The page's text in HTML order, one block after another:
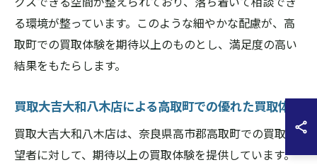
る環境が整っています。このような細やかな配慮が、高
取町での買取体験を期待以上のものとし、満足度の高い
結果をもたらします。
買取大吉大和八木店による高取町での優れた買取体験
買取大吉大和八木店は、奈良県高市郡高取町での買取希
望者に対して、期待以上の買取体験を提供しています。